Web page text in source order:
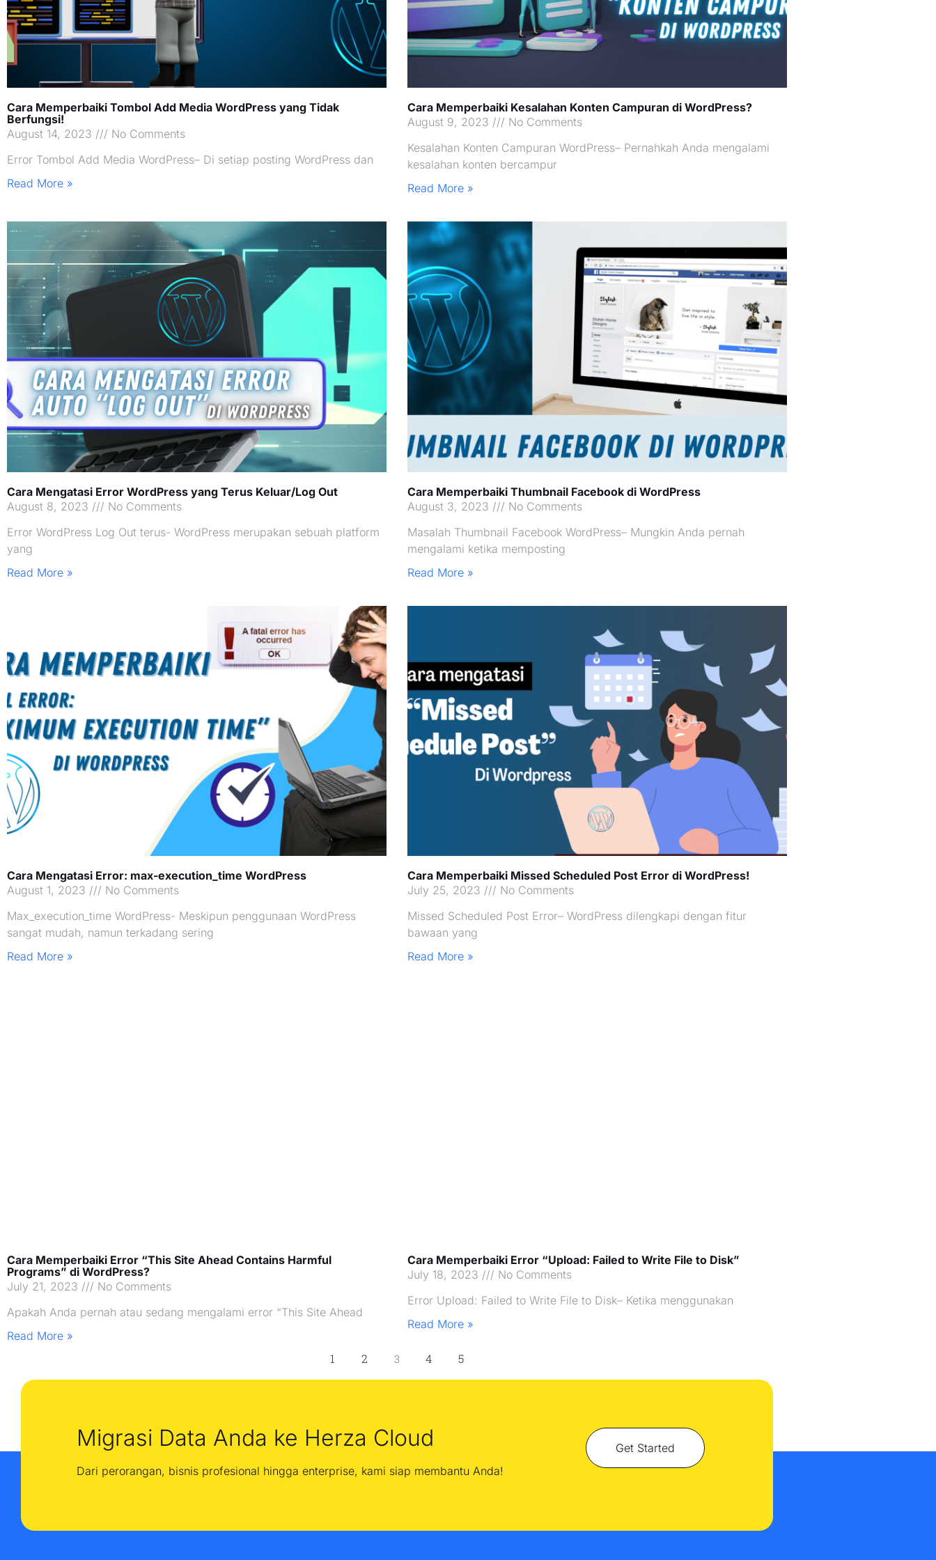
Cara Memperbaiki Tombol Add Media WordPress yang Tidak
Berfungsi!
August 14, 2023
No Comments
Error Tombol Add Media WordPress– Di setiap posting WordPress dan
Read More »
Cara Memperbaiki Kesalahan Konten Campuran di WordPress?
August 9, 2023
No Comments
Kesalahan Konten Campuran WordPress– Pernahkah Anda mengalami
kesalahan konten bercampur
Read More »
Cara Mengatasi Error WordPress yang Terus Keluar/Log Out
August 8, 2023
No Comments
Error WordPress Log Out terus- WordPress merupakan sebuah platform
yang
Read More »
Cara Memperbaiki Thumbnail Facebook di WordPress
August 3, 2023
No Comments
Masalah Thumbnail Facebook WordPress– Mungkin Anda pernah
mengalami ketika memposting
Read More »
Cara Mengatasi Error: max-execution_time WordPress
August 1, 2023
No Comments
Max_execution_time WordPress- Meskipun penggunaan WordPress
sangat mudah, namun terkadang sering
Read More »
Cara Memperbaiki Missed Scheduled Post Error di WordPress!
July 25, 2023
No Comments
Missed Scheduled Post Error– WordPress dilengkapi dengan fitur
bawaan yang
Read More »
Cara Memperbaiki Error “This Site Ahead Contains Harmful
Programs” di WordPress?
July 21, 2023
No Comments
Apakah Anda pernah atau sedang mengalami error “This Site Ahead
Read More »
Cara Memperbaiki Error “Upload: Failed to Write File to Disk”
July 18, 2023
No Comments
Error Upload: Failed to Write File to Disk– Ketika menggunakan
Read More »
1 2 3 4 5
Migrasi Data Anda ke Herza Cloud
Dari perorangan, bisnis profesional hingga enterprise, kami siap membantu Anda!
Get Started